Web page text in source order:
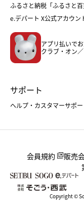
フード
ホーム・キッチン＆アート
ふるさと納税「ふるさと百
e.デパート X公式アカウン
アプリ払いでお
クラブ・オン
サポート
ヘルプ・カスタマーサポー
会員規約 販売
Copyright ©